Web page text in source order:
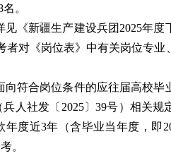
。
《新疆生产建设兵团2025年
者对《岗位表》中有关岗位专
符合岗位条件的应往届高校毕
人社发〔2025〕39号）相关规
度近3年（含毕业当年度，即
。